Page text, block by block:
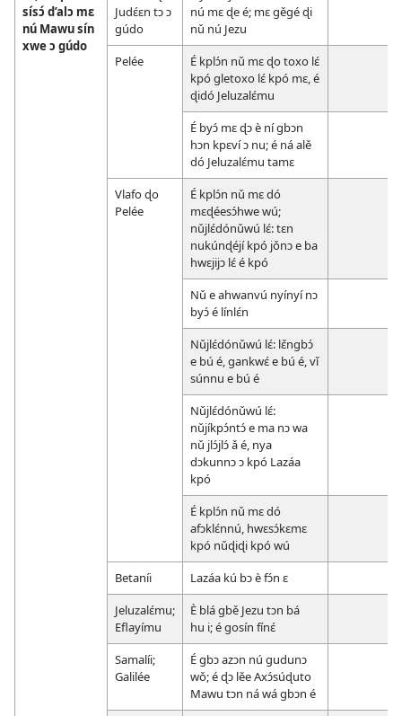
sísɔ́ d’alɔ mɛ
nú Mawu sín
xwe ɔ gúdo
Judɛ́ɛn tɔ ɔ
gúdo
nú mɛ ɖe é; mɛ gěgé ɖi
nǔ nú Jezu
Pelée
É kplɔ́n nǔ mɛ ɖo toxo lɛ́
kpó gletoxo lɛ́ kpó mɛ, é
ɖidó Jeluzalɛ́mu
É byɔ́ mɛ ɖɔ è ní gbɔn
hɔn kpɛví ɔ nu; é ná alě
dó Jeluzalɛ́mu tamɛ
Vlafo ɖo
Pelée
É kplɔ́n nǔ mɛ dó
mɛɖéesɔ́hwe wú;
nǔjlɛ́dónǔwú lɛ́: tɛn
nukúnɖéjí kpó jǒnɔ e ba
hwɛjijɔ lɛ́ é kpó
Nǔ e ahwanvú nyínyí nɔ
byɔ́ é línlɛ́n
Nǔjlɛ́dónǔwú lɛ́: lɛ̌ngbɔ́
e bú é, gankwɛ́ e bú é, vǐ
súnnu e bú é
Nǔjlɛ́dónǔwú lɛ́:
nǔjíkpɔ́ntɔ́ e ma nɔ wa
nǔ jlɔ́jlɔ́ ǎ é, nya
dɔkunnɔ ɔ kpó Lazáa
kpó
É kplɔ́n nǔ mɛ dó
afɔklɛ́nnú, hwɛsɔ́kɛmɛ
kpó nǔɖiɖi kpó wú
Betaníi
Lazáa kú bɔ è fɔ́n ɛ
Jeluzalɛ́mu;
Eflayímu
È blá gbě Jezu tɔn bá
hu i; é gosín fínɛ́
Samalíi;
Galilée
É gbɔ azɔn nú gudunɔ
wǒ; é ɖɔ lěe Axɔ́súɖuto
Mawu tɔn ná wá gbɔn é